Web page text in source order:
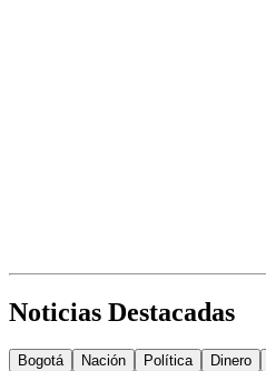
Noticias Destacadas
Bogotá Nación Política Dinero